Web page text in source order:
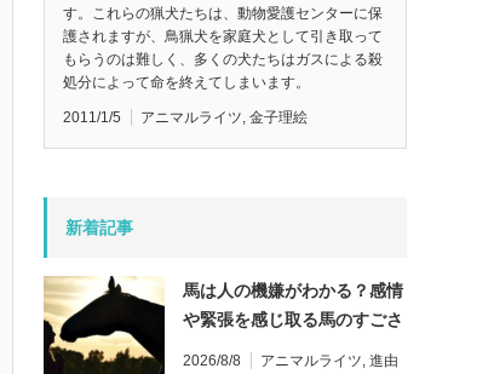
す。これらの猟犬たちは、動物愛護センターに保
護されますが、鳥猟犬を家庭犬として引き取って
もらうのは難しく、多くの犬たちはガスによる殺
処分によって命を終えてしまいます。
2011/1/5 アニマルライツ, 金子理絵
新着記事
馬は人の機嫌がわかる？感情
や緊張を感じ取る馬のすごさ
2026/8/8 アニマルライツ, 進由